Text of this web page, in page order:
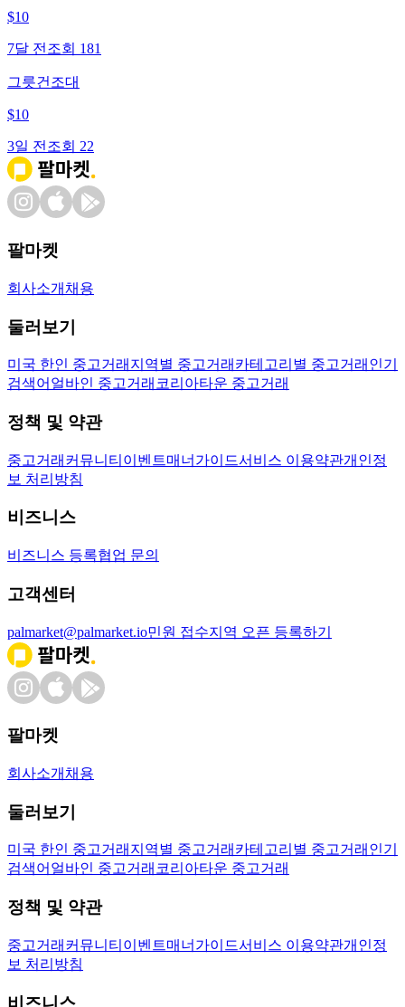
$10
7달 전 조회 181
그릇건조대
$10
3일 전 조회 22
팔마켓
회사소개 채용
둘러보기
미국 한인 중고거래 지역별 중고거래 카테고리별 중고거래 인기
검색어 얼바인 중고거래 코리아타운 중고거래
정책 및 약관
중고거래 커뮤니티 이벤트매너가이드서비스 이용약관개인정
보 처리방침
비즈니스
비즈니스 등록협업 문의
고객센터
palmarket@palmarket.io민원 접수지역 오픈 등록하기
팔마켓
회사소개 채용
둘러보기
미국 한인 중고거래 지역별 중고거래 카테고리별 중고거래 인기
검색어 얼바인 중고거래 코리아타운 중고거래
정책 및 약관
중고거래 커뮤니티 이벤트매너가이드서비스 이용약관개인정
보 처리방침
비즈니스